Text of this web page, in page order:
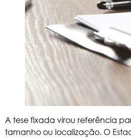
A tese fixada virou referência
tamanho ou localização. O